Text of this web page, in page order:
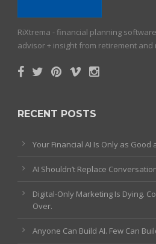
RiXtrema - financial planning
advisor + insight from retirement and
RECENT POSTS
Your Financial AI Is Only as Good
AI Shouldn’t Replace
Digital-Only Marketing Is Dying.
Over.
Anyone Can Build AI. Few Can